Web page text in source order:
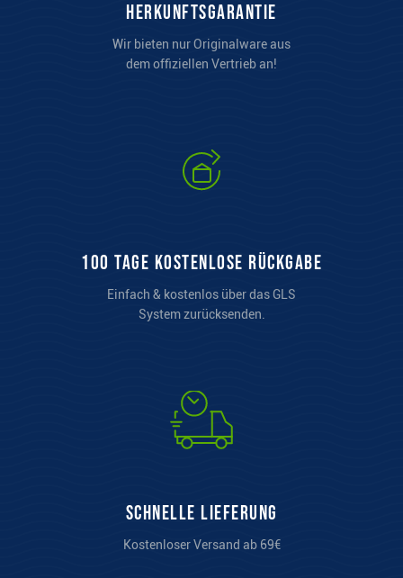
Herkunftsgarantie
Wir bieten nur Originalware aus
dem offiziellen Vertrieb an!
100 Tage kostenlose Rückgabe
Einfach & kostenlos über das GLS
System zurücksenden.
Schnelle Lieferung
Kostenloser Versand ab 69€